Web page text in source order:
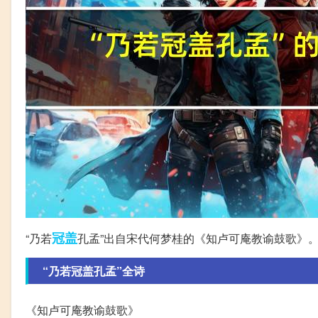
“乃若冠盖孔孟”出自宋代何梦桂的《知卢可庵教谕鼓歌》
“乃若冠盖孔孟”全诗
《知卢可庵教谕鼓歌》